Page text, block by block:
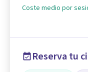
Coste medio por
Reserva tu